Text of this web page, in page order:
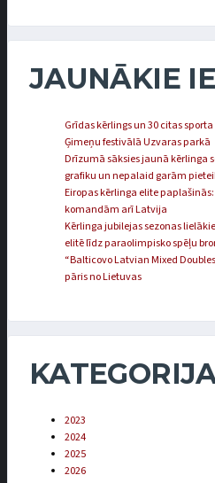
JAUNĀKIE
Grīdas kērlings un 30 citas
Ģimeņu festivālā Uzvaras parkā
Drīzumā sāksies jaunā kērlinga
grafiku un nepalaid garām
Eiropas kērlinga elite
komandām arī Latvija
Kērlinga jubilejas sezonas
elitē līdz paraolimpisko spēļu
“Balticovo Latvian Mixed
pāris no Lietuvas
2023
2024
2025
2026